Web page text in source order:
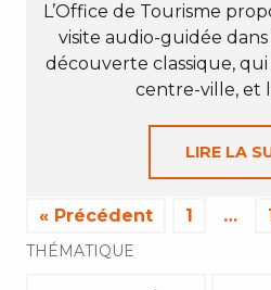
L’Office de Tourisme
visite audio-guidée
découverte classique,
centre-ville, et
LIRE LA
« Précédent 1 …
THÉMATIQUE